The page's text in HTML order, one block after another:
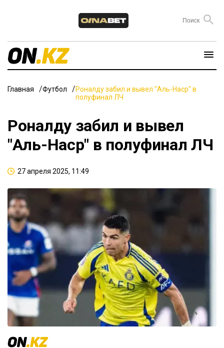
Главная Футбол
Роналду забил и вывел "Аль-Наср" в
полуфинал ЛЧ
Роналду забил и вывел
"Аль-Наср" в полуфинал ЛЧ
27 апреля 2025, 11:49